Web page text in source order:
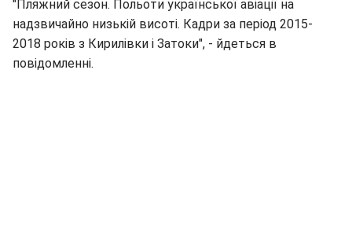
"Пляжний сезон. Польоти української авіації на
надзвичайно низькій висоті. Кадри за період 2015-
2018 років з Кирилівки і Затоки", - йдеться в
повідомленні.